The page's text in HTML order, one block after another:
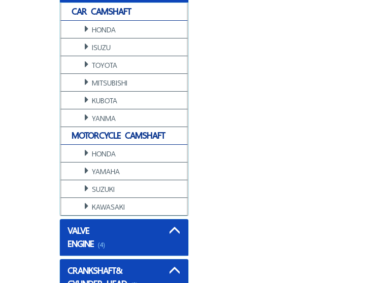
CAR CAMSHAFT
HONDA
ISUZU
TOYOTA
MITSUBISHI
KUBOTA
YANMA
MOTORCYCLE CAMSHAFT
HONDA
YAMAHA
SUZUKI
KAWASAKI
VALVE
ENGINE (4)
CRANKSHAFT&